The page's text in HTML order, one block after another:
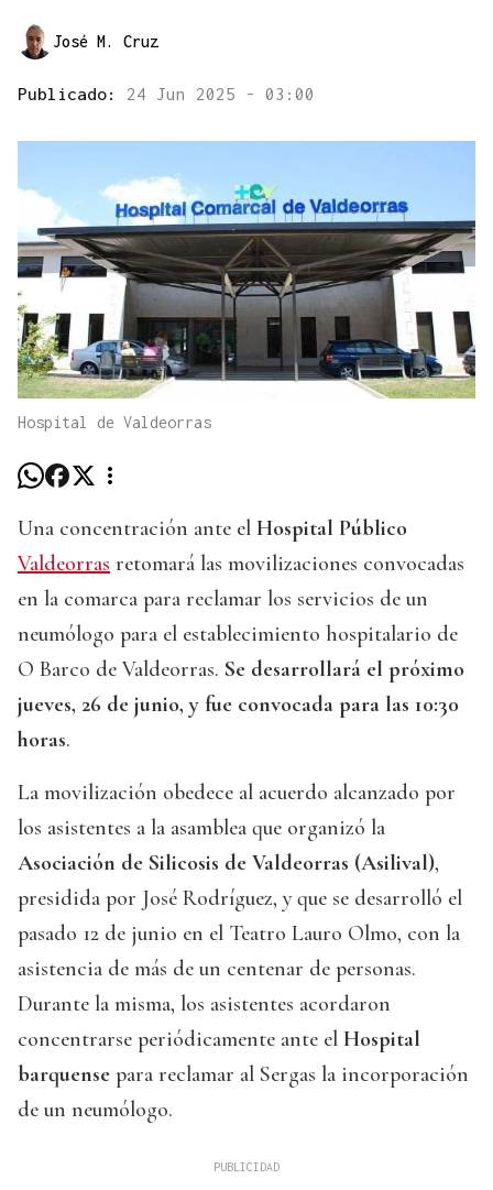
José M. Cruz
Publicado: 24 Jun 2025 - 03:00
Hospital de Valdeorras
Una concentración ante el Hospital Público
Valdeorras retomará las movilizaciones convocadas
en la comarca para reclamar los servicios de un
neumólogo para el establecimiento hospitalario de
O Barco de Valdeorras. Se desarrollará el próximo
jueves, 26 de junio, y fue convocada para las 10:30
horas.
La movilización obedece al acuerdo alcanzado por
los asistentes a la asamblea que organizó la
Asociación de Silicosis de Valdeorras (Asilival),
presidida por José Rodríguez, y que se desarrolló el
pasado 12 de junio en el Teatro Lauro Olmo, con la
asistencia de más de un centenar de personas.
Durante la misma, los asistentes acordaron
concentrarse periódicamente ante el Hospital
barquense para reclamar al Sergas la incorporación
de un neumólogo.